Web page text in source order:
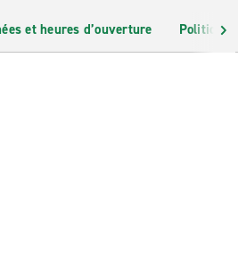
et heures d’ouverture Politiques